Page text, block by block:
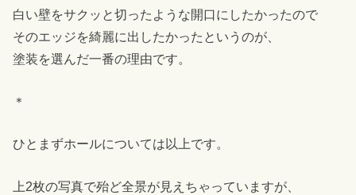
白い壁をサクッと切ったような開口にしたかったので
そのエッジを綺麗に出したかったというのが、
塗装を選んだ一番の理由です。
＊
ひとまずホールについては以上です。
上2枚の写真で殆ど全景が見えちゃっていますが、